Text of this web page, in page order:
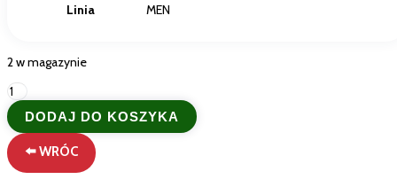
Linia MEN
2 w magazynie
ilość
Malizia
Men
–
Płyn
do
DODAJ DO KOSZYKA
⬅️ WRÓC